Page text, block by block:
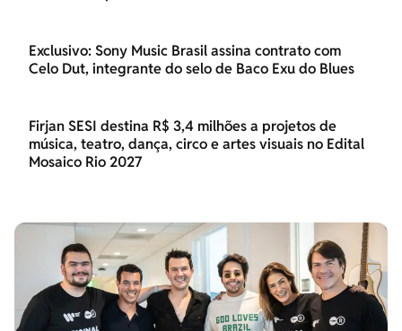
Exclusivo: Sony Music Brasil assina contrato com
Celo Dut, integrante do selo de Baco Exu do Blues
Firjan SESI destina R$ 3,4 milhões a projetos de
música, teatro, dança, circo e artes visuais no Edital
Mosaico Rio 2027